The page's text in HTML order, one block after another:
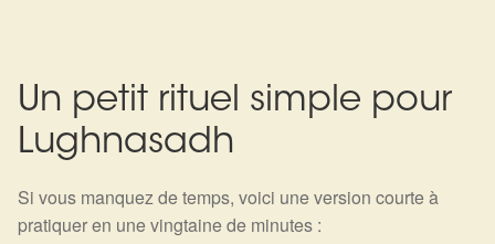
Un petit rituel simple pour
Lughnasadh
Si vous manquez de temps, voici une version courte à
pratiquer en une vingtaine de minutes :